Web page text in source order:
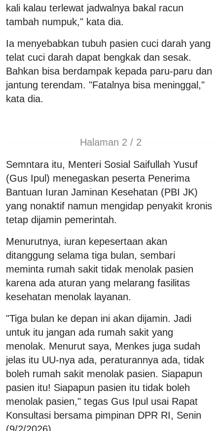
kali kalau terlewat jadwalnya bakal racun
tambah numpuk," kata dia.
Ia menyebabkan tubuh pasien cuci darah yang
telat cuci darah dapat bengkak dan sesak.
Bahkan bisa berdampak kepada paru-paru dan
jantung terendam. "Fatalnya bisa meninggal,"
kata dia.
Halaman 2 / 2
Semntara itu, Menteri Sosial Saifullah Yusuf
(Gus Ipul) menegaskan peserta Penerima
Bantuan Iuran Jaminan Kesehatan (PBI JK)
yang nonaktif namun mengidap penyakit kronis
tetap dijamin pemerintah.
Menurutnya, iuran kepesertaan akan
ditanggung selama tiga bulan, sembari
meminta rumah sakit tidak menolak pasien
karena ada aturan yang melarang fasilitas
kesehatan menolak layanan.
"Tiga bulan ke depan ini akan dijamin. Jadi
untuk itu jangan ada rumah sakit yang
menolak. Menurut saya, Menkes juga sudah
jelas itu UU-nya ada, peraturannya ada, tidak
boleh rumah sakit menolak pasien. Siapapun
pasien itu! Siapapun pasien itu tidak boleh
menolak pasien," tegas Gus Ipul usai Rapat
Konsultasi bersama pimpinan DPR RI, Senin